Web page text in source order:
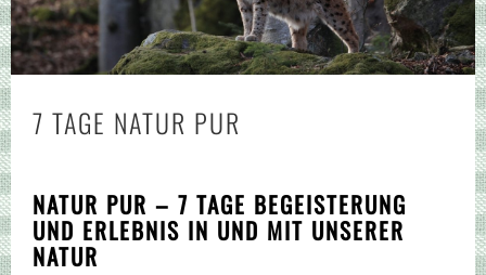
7 TAGE NATUR PUR
NATUR PUR –7 TAGE BEGEISTERUNG
UND ERLEBNIS IN UND MIT UNSERER
NATUR